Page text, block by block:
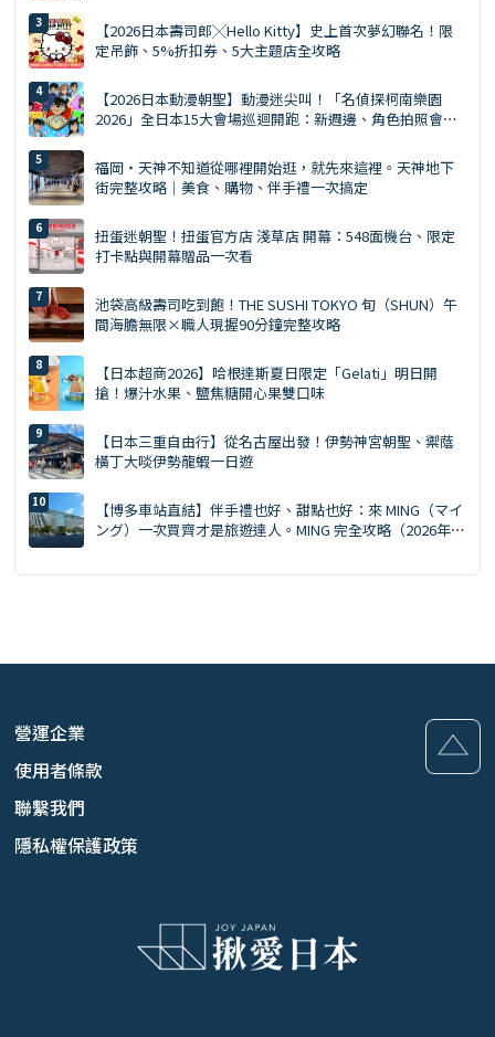
【2026日本壽司郎╳Hello Kitty】史上首次夢幻聯名！限
定吊飾、5%折扣券、5大主題店全攻略
【2026日本動漫朝聖】動漫迷尖叫！「名偵探柯南樂園
2026」全日本15大會場巡迴開跑：新週邊、角色拍照會、
福岡・天神不知道從哪裡開始逛，就先來這裡。天神地下
街完整攻略｜美食、購物、伴手禮一次搞定
扭蛋迷朝聖！扭蛋官方店 淺草店 開幕：548面機台、限定
打卡點與開幕贈品一次看
池袋高級壽司吃到飽！THE SUSHI TOKYO 旬（SHUN）午
間海膽無限×職人現握90分鐘完整攻略
【日本超商2026】哈根達斯夏日限定「Gelati」明日開
搶！爆汁水果、鹽焦糖開心果雙口味
【日本三重自由行】從名古屋出發！伊勢神宮朝聖、禦蔭
橫丁大啖伊勢龍蝦一日遊
【博多車站直結】伴手禮也好、甜點也好：來 MING（マイ
ング）一次買齊才是旅遊達人。MING 完全攻略（2026年
營運企業
使用者條款
聯繫我們
隱私權保護政策